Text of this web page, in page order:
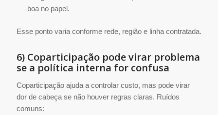
boa no papel.
Esse ponto varia conforme rede, região e linha contratada.
6) Coparticipação pode virar problema
se a política interna for confusa
Coparticipação ajuda a controlar custo, mas pode virar
dor de cabeça se não houver regras claras. Ruídos
comuns: